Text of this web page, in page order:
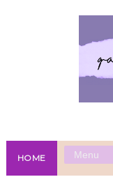
HOME